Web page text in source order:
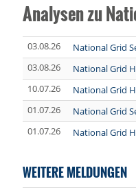
Analysen zu
03.08.26
National Grid
03.08.26
National Grid
10.07.26
National Grid
01.07.26
National Grid
01.07.26
National Grid
WEITERE MELDUNGEN